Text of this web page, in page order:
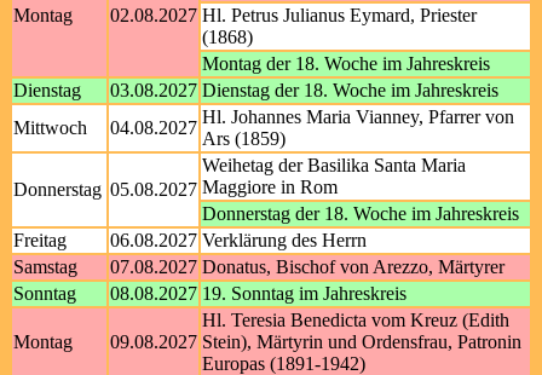
Montag 02.08.2027 Hl. Petrus Julianus Eymard, Priester
(1868)
Montag der 18. Woche im Jahreskreis
Dienstag
03.08.2027 Dienstag der 18. Woche im Jahreskreis
Mittwoch
04.08.2027
Hl. Johannes Maria Vianney, Pfarrer von
Ars (1859)
Donnerstag 05.08.2027
Weihetag der Basilika Santa Maria
Maggiore in Rom
Donnerstag der 18. Woche im Jahreskreis
Freitag
06.08.2027 Verklärung des Herrn
Samstag
07.08.2027 Donatus, Bischof von Arezzo, Märtyrer
Sonntag
08.08.2027 19. Sonntag im Jahreskreis
Montag 09.08.2027
Hl. Teresia Benedicta vom Kreuz (Edith
Stein), Märtyrin und Ordensfrau, Patronin
Europas (1891-1942)